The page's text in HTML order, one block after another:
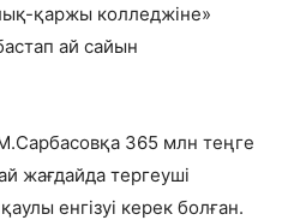
қаржы колледжіне»
ай сайын
365 млн теңге
жағдайда тергеуші
енгізуі керек болған.